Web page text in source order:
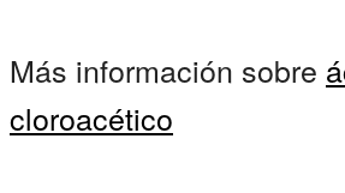
Más información sobre
cloroacético